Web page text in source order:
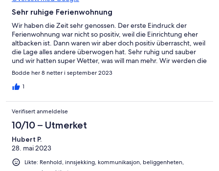
Sehr ruhige Ferienwohnung
Wir haben die Zeit sehr genossen. Der erste Eindruck der
Ferienwohnung war nicht so positiv, weil die Einrichtung eher
altbacken ist. Dann waren wir aber doch positiv überrascht, weil
die Lage alles andere überwogen hat. Sehr ruhig und sauber
und wir hatten super Wetter, was will man mehr. Wir werden die
Wohnung weiter empfehlen. Herzliche Grüße
Bodde her 8 netter i september 2023
1
Verifisert anmeldelse
10/10 – Utmerket
Hubert P.
28. mai 2023
Likte: Renhold, innsjekking, kommunikasjon, beliggenheten,